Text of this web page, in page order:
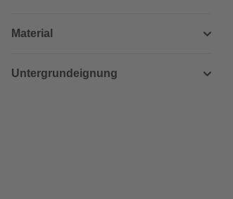
Material
Untergrundeignung